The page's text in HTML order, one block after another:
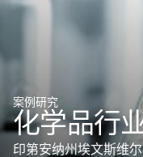
案例研究
化学品行
印第安纳州埃文斯维